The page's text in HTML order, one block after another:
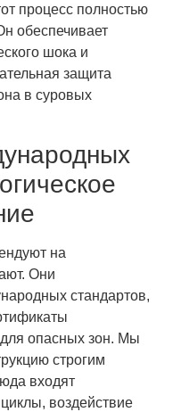
процесс полностью
обеспечивает
шока и
защита
в суровых
на
Они
стандартов,
опасных зон. Мы
строгим
входят
воздействие